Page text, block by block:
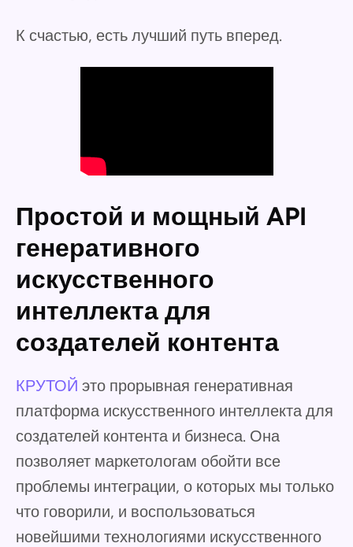
К счастью, есть лучший путь вперед.
Простой и мощный API
генеративного
искусственного
интеллекта для
создателей контента
КРУТОЙ это прорывная генеративная
платформа искусственного интеллекта для
создателей контента и бизнеса. Она
позволяет маркетологам обойти все
проблемы интеграции, о которых мы только
что говорили, и воспользоваться
новейшими технологиями искусственного